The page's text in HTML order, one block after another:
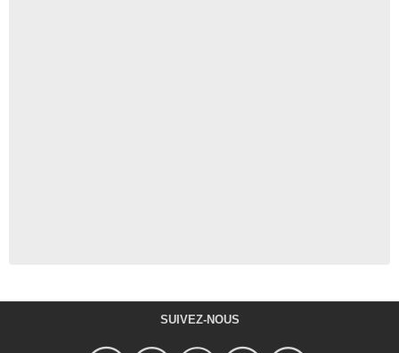
SUIVEZ-NOUS